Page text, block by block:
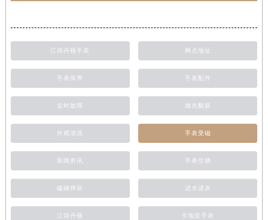
江诗丹顿手表 网点地址
手表保养 手表配件
走时故障 抛光翻新
外观清洗 手表受磁
新闻资讯 手表生锈
磕碰摔坏 进水进灰
江诗丹顿 卡地亚手表